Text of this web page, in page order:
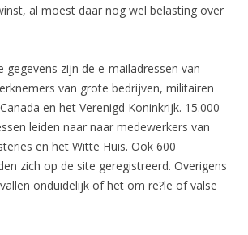
al moest daar nog wel belasting over
gegevens zijn de e-mailadressen van
van grote bedrijven, militairen
en het Verenigd Koninkrijk. 15.000
leiden naar naar medewerkers van
en het Witte Huis. Ook 600
zich op de site geregistreerd. Overigens
onduidelijk of het om re?le of valse